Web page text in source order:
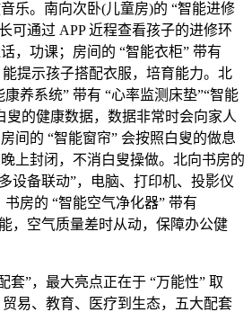
乐。南向次卧(儿童房)的 “智能进修
可通过 APP 近程查看孩子的进修环
，功课；房间的 “智能衣柜” 带有
提示孩子搭配衣服，培育能力。北
养系统” 带有 “心率监测床垫”“智能
叟的健康数据，数据非常时会向家人
间的 “智能窗帘” 会按照白叟的做息
上封闭，不消白叟操做。北向书房的
设备联动”，电脑、打印机、投影仪
房的 “智能空气净化器” 带有
，空气质量差时从动，保障办公健
”，最大亮点正在于 “万能性” 取
易、教育、医疗到生态，五大配套